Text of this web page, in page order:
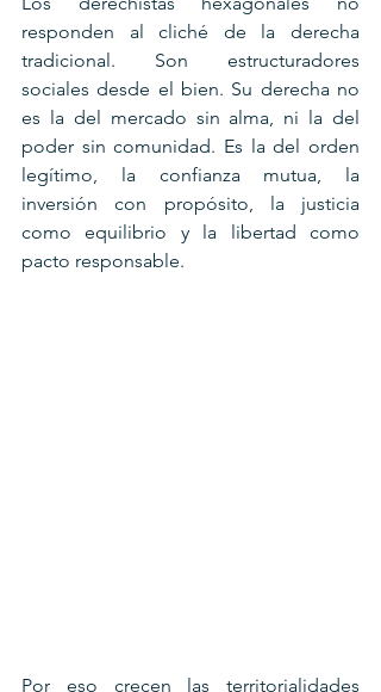
responden al cliché de la derecha
tradicional. Son estructuradores
sociales desde el bien. Su derecha no
es la del mercado sin alma, ni la del
poder sin comunidad. Es la del orden
legítimo, la confianza mutua, la
inversión con propósito, la justicia
como equilibrio y la libertad como
pacto responsable.
Por eso crecen las territorialidades